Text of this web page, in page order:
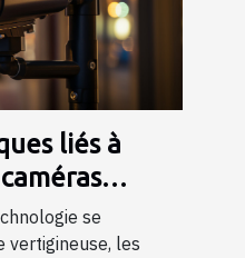
liés à
se
vertigineuse, les